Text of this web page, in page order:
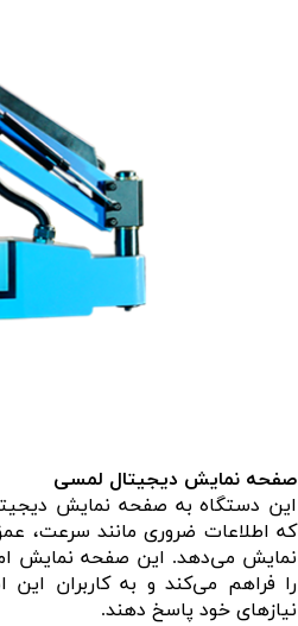
صفحه نمایش دیجیتال لمسی
این دستگاه به صفحه نمایش
که اطلاعات ضروری مانند سرعت،
نمایش می‌دهد. این صفحه نمایش
را فراهم می‌کند و به کاربران
نیازهای خود پاسخ دهند.